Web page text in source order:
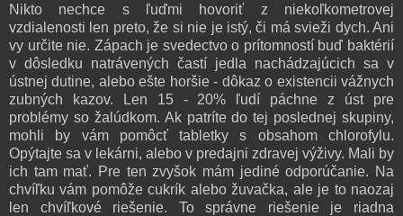
Nikto nechce s ľuďmi hovoriť z niekoľkometrovej
vzdialenosti len preto, že si nie je istý, či má svieži dych. Ani
vy určite nie. Zápach je svedectvo o prítomností buď baktérií
v dôsledku natrávených častí jedla nachádzajúcich sa v
ústnej dutine, alebo ešte horšie - dôkaz o existencii vážnych
zubných kazov. Len 15 - 20% ľudí páchne z úst pre
problémy so žalúdkom. Ak patríte do tej poslednej skupiny,
mohli by vám pomôcť tabletky s obsahom chlorofylu.
Opýtajte sa v lekárni, alebo v predajni zdravej výživy. Mali by
ich tam mať. Pre ten zvyšok mám jediné odporúčanie. Na
chvíľku vám pomôže cukrík alebo žuvačka, ale je to naozaj
len chvíľkové riešenie. To správne riešenie je riadna